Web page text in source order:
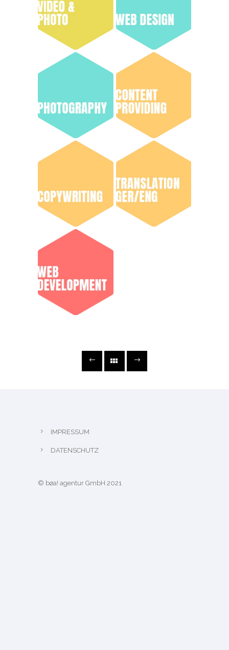
IMPRESSUM
DATENSCHUTZ
© bøa! agentur GmbH 2021